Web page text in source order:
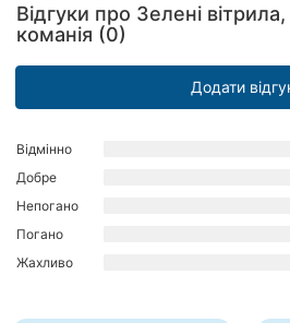
Миколаїв
Чернігів
Черкаси
Чернівці
Відгуки про Зелені
команія (0)
Додати
Відмінно
Добре
Непогано
Погано
Жахливо